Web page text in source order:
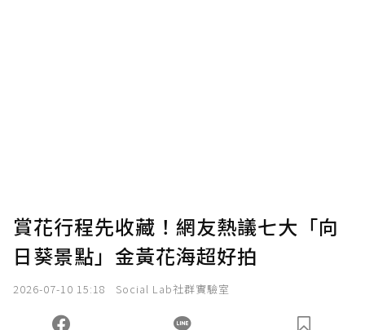
賞花行程先收藏！網友熱議七大「向
日葵景點」金黃花海超好拍
2026-07-10 15:18 Social Lab社群實驗室